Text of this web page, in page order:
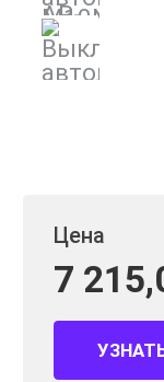
Цена
7